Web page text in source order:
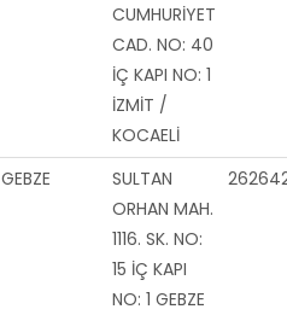
CUMHURİYET
CAD. NO: 40
İÇ KAPI NO: 1
İZMİT /
KOCAELİ
GEBZE
SULTAN
ORHAN MAH.
1116. SK. NO:
15 İÇ KAPI
NO: 1 GEBZE